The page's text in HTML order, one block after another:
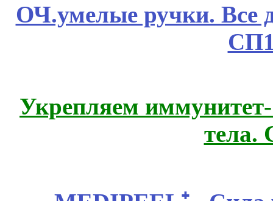
ОЧ.умелые ручки. Все
Укрепляем
тела.